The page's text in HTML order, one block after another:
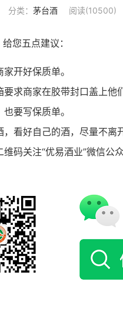
分类： 茅台酒 阅读(10500)
您五点建议：
开好保质单。
求商家在胶带封口盖上他
要写保质单。
看好自己的酒，尽量不离
码关注“优易酒业”微信公